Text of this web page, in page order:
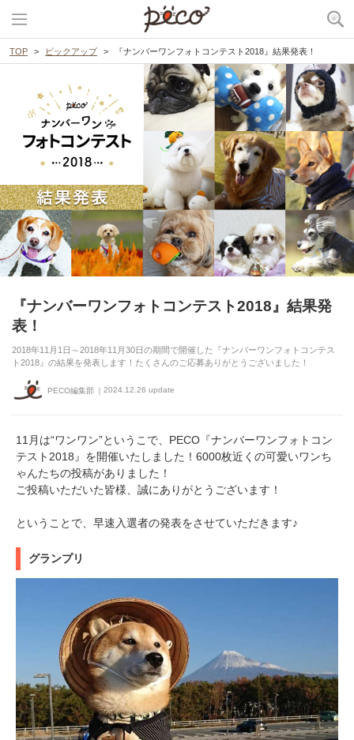
TOP ピックアップ 『ナンバーワンフォトコンテスト2018』結果発表！
『ナンバーワンフォトコンテスト2018』結果発
表！
2018年11月1日～2018年11月30日の期間で開催した『ナンバーワンフォトコンテス
ト2018』の結果を発表します！たくさんのご応募ありがとうございました！
PECO編集部 2024.12.26 update
11月は“ワンワン”というこで、PECO『ナンバーワンフォトコン
テスト2018』を開催いたしました！6000枚近くの可愛いワンち
ゃんたちの投稿がありました！
ご投稿いただいた皆様、誠にありがとうございます！
ということで、早速入選者の発表をさせていただきます♪
グランプリ